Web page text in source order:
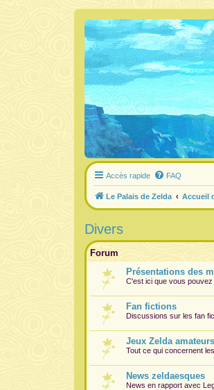
Accès rapide FAQ
Le Palais de Zelda Accueil
Divers
Forum
Présentations des
C'est ici que vous
Fan fictions
Discussions sur les fan
Jeux Zelda amateurs
Tout ce qui concernent
News zeldaesques
News en rapport avec